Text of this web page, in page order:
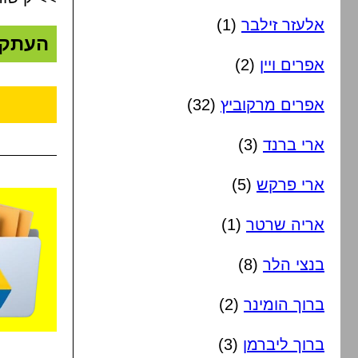
אלעזר זילבר (1)
אפרים ויין (2)
אפרים מרקוביץ (32)
ארי ברנד (3)
ארי פרקש (5)
אריה שרטר (1)
בנצי הלר (8)
ברוך הומינר (2)
ברוך ליברמן (3)